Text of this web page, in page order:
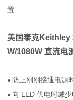
置
美国泰克Keithley
W/1080W直流电
● 防止刚刚接通电源
● 向 LED 供电时减少